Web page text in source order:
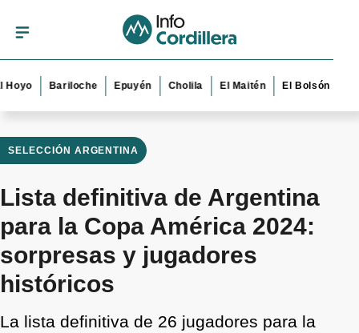
Bariloche Epuyén Cholila El Maitén El Bolsón Esquel
SELECCIÓN ARGENTINA
Lista definitiva de Argentina
para la Copa América 2024:
sorpresas y jugadores
históricos
La lista definitiva de 26 jugadores para la